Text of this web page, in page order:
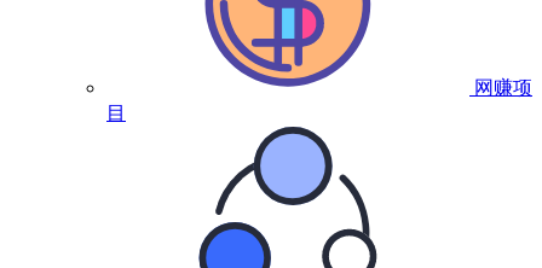
网赚项
目